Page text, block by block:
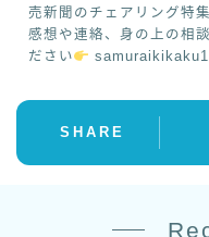
売新聞のチェアリング特
感想や連絡、身の上の相
ださい
SHARE